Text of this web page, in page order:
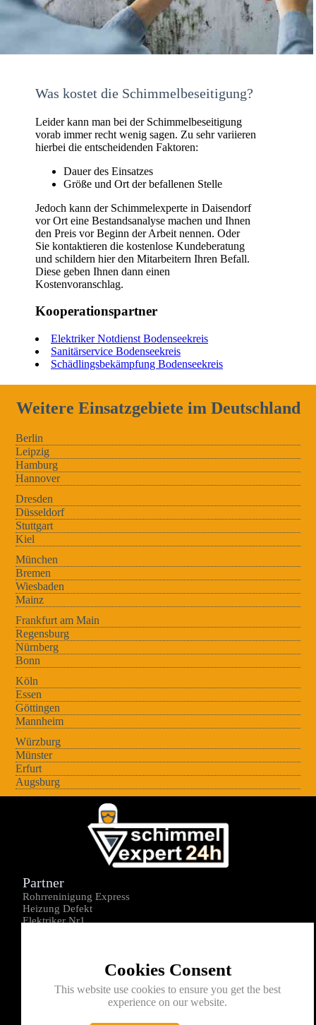
Was kostet die Schimmelbeseitigung?
Leider kann man bei der Schimmelbeseitigung
vorab immer recht wenig sagen. Zu sehr variieren
hierbei die entscheidenden Faktoren:
Dauer des Einsatzes
Größe und Ort der befallenen Stelle
Jedoch kann der Schimmelexperte in Daisendorf
vor Ort eine Bestandsanalyse machen und Ihnen
den Preis vor Beginn der Arbeit nennen. Oder
Sie kontaktieren die kostenlose Kundeberatung
und schildern hier den Mitarbeitern Ihren Befall.
Diese geben Ihnen dann einen
Kostenvoranschlag.
Kooperationspartner
Elektriker Notdienst Bodenseekreis
Sanitärservice Bodenseekreis
Schädlingsbekämpfung Bodenseekreis
Weitere Einsatzgebiete im Deutschland
Berlin
Leipzig
Hamburg
Hannover
Dresden
Düsseldorf
Stuttgart
Kiel
München
Bremen
Wiesbaden
Mainz
Frankfurt am Main
Regensburg
Nürnberg
Bonn
Köln
Essen
Göttingen
Mannheim
Würzburg
Münster
Erfurt
Augsburg
Cookies Consent
This website use cookies to ensure you get the best
experience on our website.
Partner
Rohrreninigung Express
Heizung Defekt
Elektriker Nr1
Kontakt